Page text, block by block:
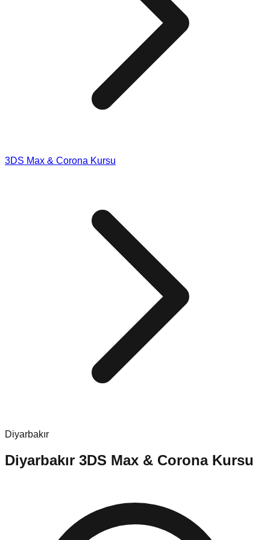
3DS Max & Corona Kursu
Diyarbakır
Diyarbakır 3DS Max & Corona Kursu